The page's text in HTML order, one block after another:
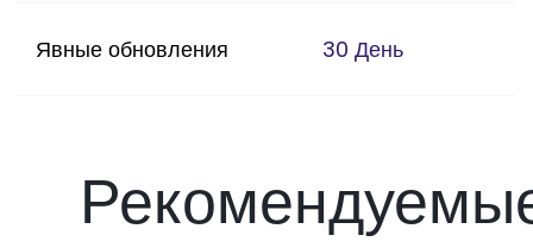
Явные обновления 30 День